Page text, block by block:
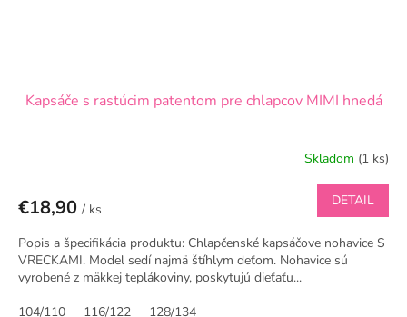
Kapsáče s rastúcim patentom pre chlapcov MIMI hnedá
Skladom (1 ks)
€18,90 / ks
DETAIL
Popis a špecifikácia produktu: Chlapčenské kapsáčove nohavice S
VRECKAMI. Model sedí najmä štíhlym deťom. Nohavice sú
vyrobené z mäkkej teplákoviny, poskytujú dieťaťu...
104/110
116/122 128/134